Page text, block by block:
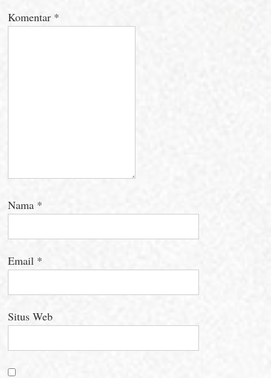
Komentar *
Nama *
Email *
Situs Web